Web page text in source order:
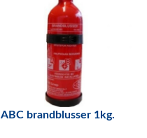
ABC brandblusser 1kg.